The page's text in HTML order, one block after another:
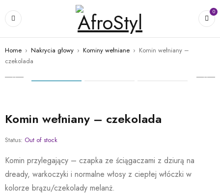
0
Home › Nakrycia głowy › Kominy wełniane › Komin wełniany –
czekolada
Komin wełniany – czekolada
Status: Out of stock
Komin przylegający – czapka ze ściągaczami z dziurą na
dready, warkoczyki i normalne włosy z ciepłej włóczki w
kolorze brązu/czekolady melanż.